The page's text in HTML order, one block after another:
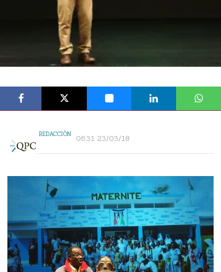
REDACCIÓN 06:31 23/03/18